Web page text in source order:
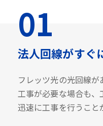
01
法人回線がすぐ
フレッツ光の光回線が
工事が必要な場合も
迅速に工事を行うこと